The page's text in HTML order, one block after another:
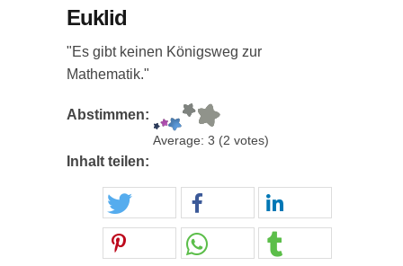
Euklid
"Es gibt keinen Königsweg zur
Mathematik."
Abstimmen:
Average: 3 (2 votes)
Inhalt teilen: